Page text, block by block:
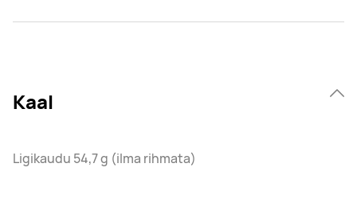
Kaal
Ligikaudu 54,7 g (ilma rihmata)